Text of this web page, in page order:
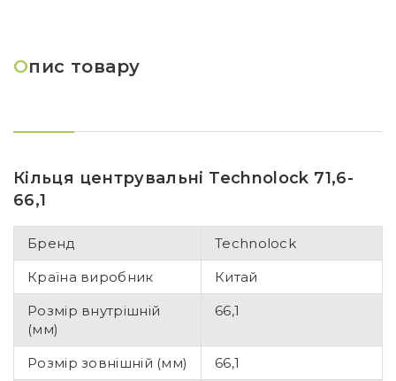
Опис товару
Кільця центрувальні Technolock 71,6-
66,1
Бренд
Technolock
Країна виробник
Китай
Розмір внутрішній
(мм)
66,1
Розмір зовнішній (мм)
66,1